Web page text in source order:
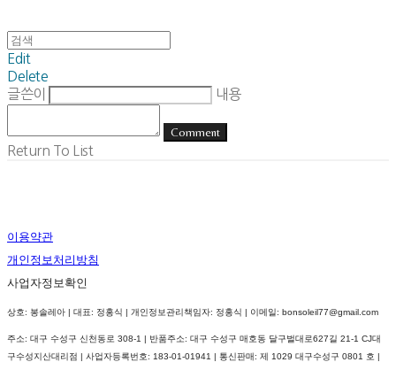
Edit
Delete
글쓴이
내용
Comment
Return To List
이용약관
개인정보처리방침
사업자정보확인
상호: 봉솔레아 | 대표: 정홍식 | 개인정보관리책임자: 정홍식 | 이메일: bonsoleil77@gmail.com
주소: 대구 수성구 신천동로 308-1 | 반품주소: 대구 수성구 매호동 달구벌대로627길 21-1 CJ대
구수성지산대리점 | 사업자등록번호: 183-01-01941 | 통신판매: 제 1029 대구수성구 0801 호 |